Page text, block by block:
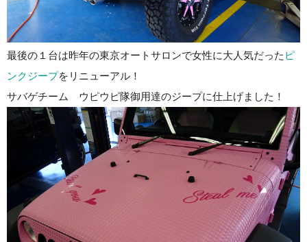
最後の１台は昨年の東京オートサロンで女性に大人気だった ピ
ンクジープをリニューアル！
サバゲチーム ウピウピ隊御用達のジープに仕上げました！